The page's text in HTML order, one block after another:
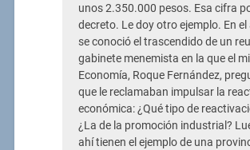
unos 2.350.000 pesos. Esa cifra
decreto. Le doy otro ejemplo. En
se conoció el trascendido de un
gabinete menemista en la que el
Economía, Roque Fernández,
que le reclamaban impulsar la
económica: ¿Qué tipo de
¿La de la promoción industrial?
ahí tienen el ejemplo de una